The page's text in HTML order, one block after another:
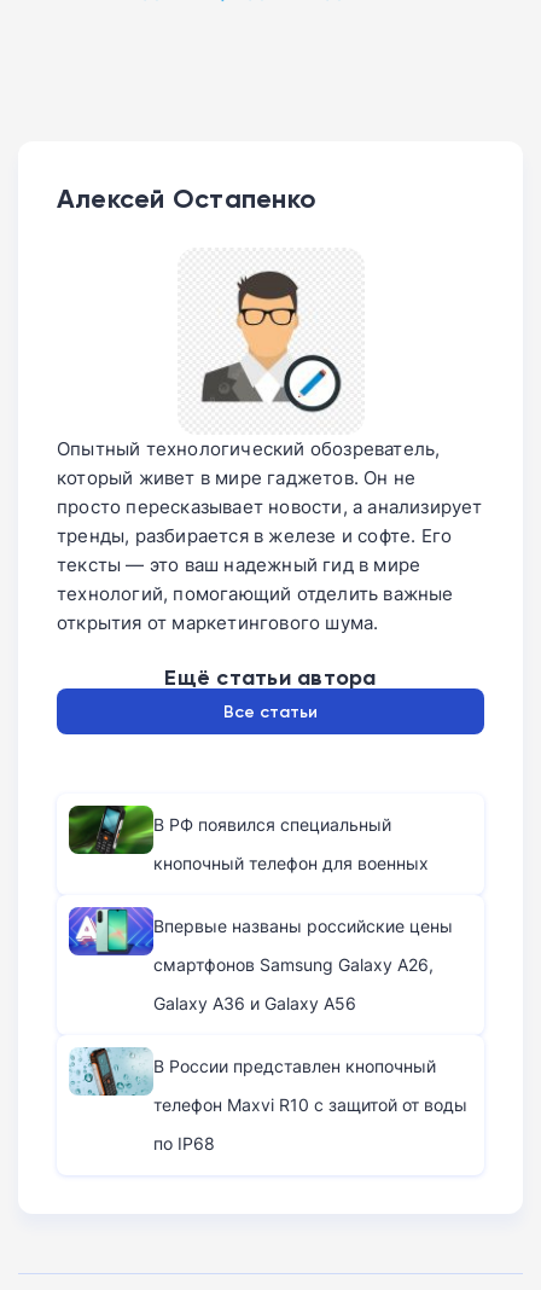
Алексей Остапенко
Опытный технологический обозреватель,
который живет в мире гаджетов. Он не
просто пересказывает новости, а анализирует
тренды, разбирается в железе и софте. Его
тексты — это ваш надежный гид в мире
технологий, помогающий отделить важные
открытия от маркетингового шума.
Ещё статьи автора
Все статьи
В РФ появился специальный
кнопочный телефон для военных
Впервые названы российские цены
смартфонов Samsung Galaxy A26,
Galaxy A36 и Galaxy A56
В России представлен кнопочный
телефон Maxvi R10 с защитой от воды
по IP68